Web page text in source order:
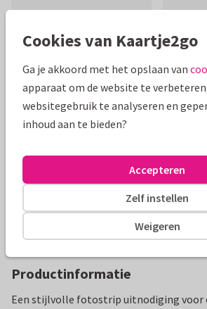
Mooie extra's bij je kaart
Productinformatie
Een stijlvolle fotostrip uitnodiging voor
Cookies van Kaartje2go
Ga je akkoord met het opslaan van
apparaat om de website te
websitegebruik te analyseren en
inhoud aan te bieden?
Weigeren
Zelf instellen
Accepteren